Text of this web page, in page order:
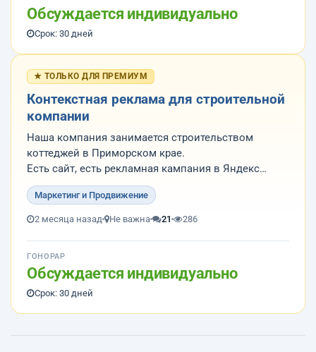
Обсуждается индивидуально
Срок: 30 дней
★ ТОЛЬКО ДЛЯ ПРЕМИУМ
Контекстная реклама для строительной
компании
Наша компания занимается строительством
коттеджей в Приморском крае.
Есть сайт, есть рекламная кампания в Яндекс
Директ.
1. Нужно перенастроить рекламную кампанию
более эффективно. Готовы выслушать
на...
Маркетинг и Продвижение
2 месяца назад Не важна 21 286
ГОНОРАР
Обсуждается индивидуально
Срок: 30 дней